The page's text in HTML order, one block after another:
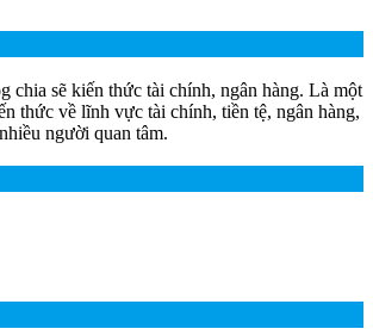
chia sẽ kiến thức tài chính, ngân hàng. Là một
thức về lĩnh vực tài chính, tiền tệ, ngân hàng,
người quan tâm.